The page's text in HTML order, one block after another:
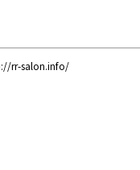
rr-salon.info/